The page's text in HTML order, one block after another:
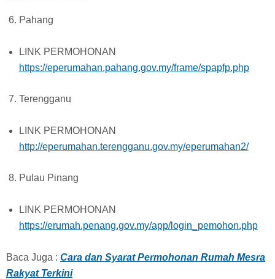
Pahang
LINK PERMOHONAN
https://eperumahan.pahang.gov.my/frame/spapfp.php
Terengganu
LINK PERMOHONAN
http://eperumahan.terengganu.gov.my/eperumahan2/
Pulau Pinang
LINK PERMOHONAN
https://erumah.penang.gov.my/app/login_pemohon.php
Baca Juga : Cara dan Syarat Permohonan Rumah Mesra
Rakyat Terkini